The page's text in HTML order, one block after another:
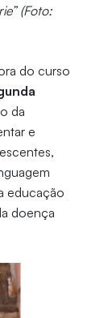
(Foto:
do curso
da
e
educação
doença